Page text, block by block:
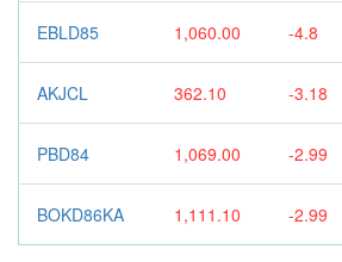
EBLD85 1,060.00 -4.8
AKJCL 362.10 -3.18
PBD84 1,069.00 -2.99
BOKD86KA 1,111.10 -2.99